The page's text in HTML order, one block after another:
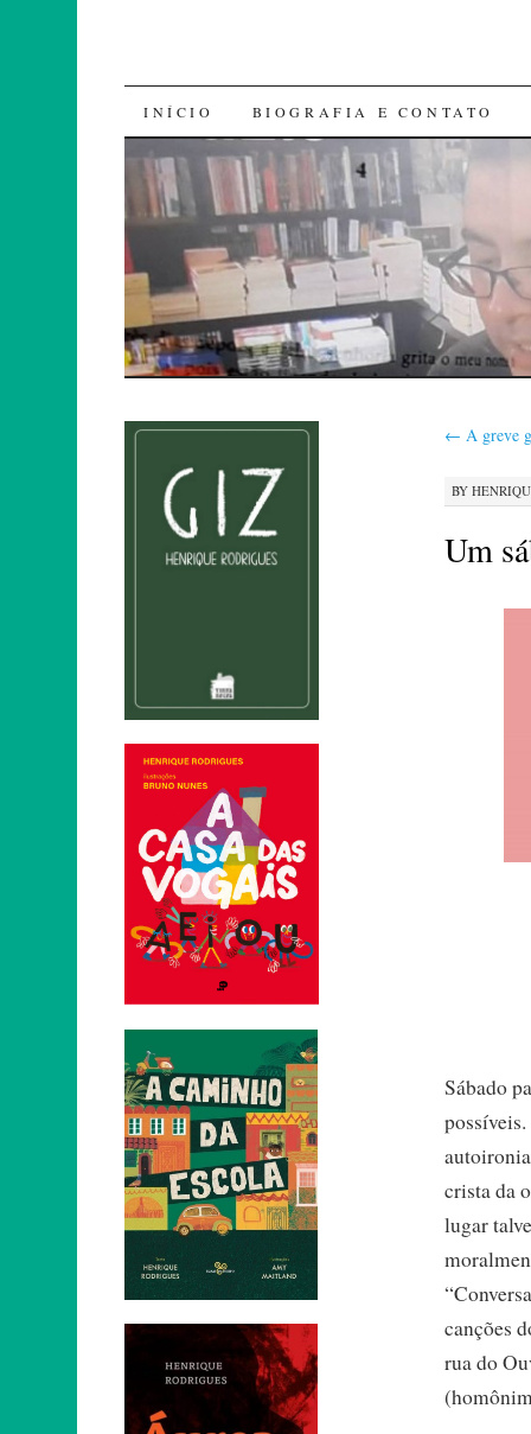
SKIP
TO
CONTENT
INÍCIO BIOGRAFIA E CONTATO
← A greve
BY
Um
Sábado
crista da
lugar
canções
rua do